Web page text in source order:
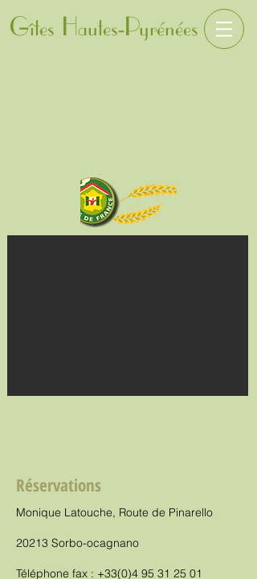
Gîtes Hautes-Pyrénées
Réservations
Monique Latouche, Route de Pinarello
20213 Sorbo-ocagnano
Téléphone fax : +33(0)4 95 31 25 01